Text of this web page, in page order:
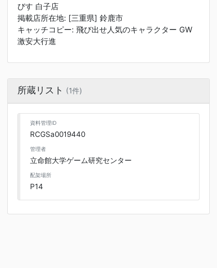
びす 白子店
掲載店所在地: [三重県] 鈴鹿市
キャッチコピー: 飛び出せ人気のキャラクター GW
激安大行進
所蔵リスト (1件)
資料管理ID
RCGSa0019440
管理者
立命館大学ゲーム研究センター
配架場所
P14